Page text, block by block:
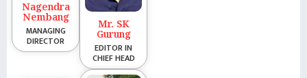
Nagendra
Nembang
MANAGING
DIRECTOR
Mr. SK
Gurung
EDITOR IN
CHIEF HEAD